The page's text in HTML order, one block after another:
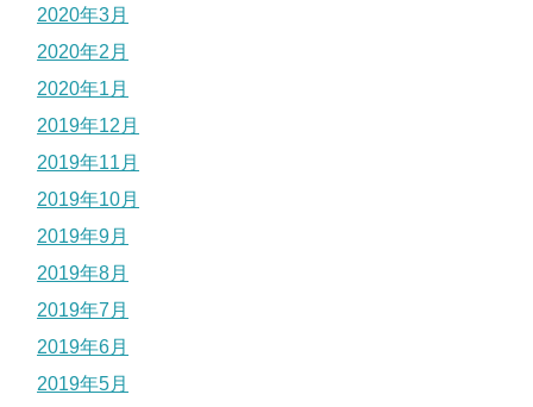
2020年3月
2020年2月
2020年1月
2019年12月
2019年11月
2019年10月
2019年9月
2019年8月
2019年7月
2019年6月
2019年5月